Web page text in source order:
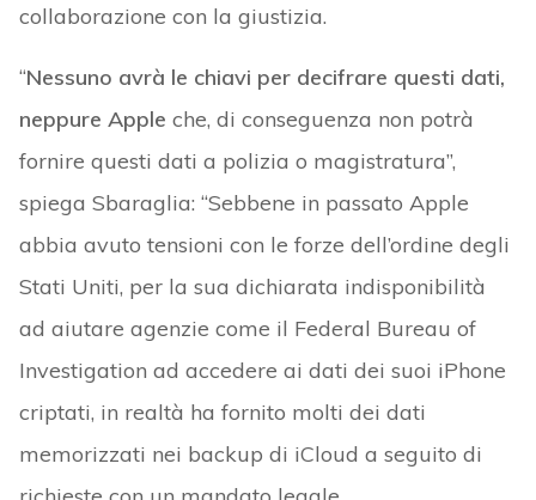
collaborazione con la giustizia.
“Nessuno avrà le chiavi per decifrare questi dati,
neppure Apple che, di conseguenza non potrà
fornire questi dati a polizia o magistratura”,
spiega Sbaraglia: “Sebbene in passato Apple
abbia avuto tensioni con le forze dell’ordine degli
Stati Uniti, per la sua dichiarata indisponibilità
ad aiutare agenzie come il Federal Bureau of
Investigation ad accedere ai dati dei suoi iPhone
criptati, in realtà ha fornito molti dei dati
memorizzati nei backup di iCloud a seguito di